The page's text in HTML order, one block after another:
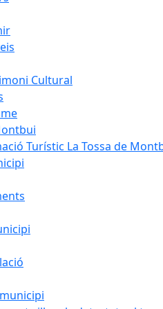
Cultural
Turístic La Tossa de